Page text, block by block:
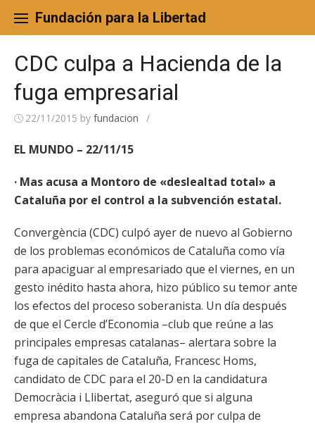
content
Fundación para la Libertad
CDC culpa a Hacienda de la
fuga empresarial
22/11/2015 by fundacion /
EL MUNDO – 22/11/15
· Mas acusa a Montoro de «deslealtad total» a
Cataluña por el control a la subvención estatal.
Convergència (CDC) culpó ayer de nuevo al Gobierno
de los problemas económicos de Cataluña como vía
para apaciguar al empresariado que el viernes, en un
gesto inédito hasta ahora, hizo público su temor ante
los efectos del proceso soberanista. Un día después
de que el Cercle d’Economia –club que reúne a las
principales empresas catalanas– alertara sobre la
fuga de capitales de Cataluña, Francesc Homs,
candidato de CDC para el 20-D en la candidatura
Democràcia i Llibertat, aseguró que si alguna
empresa abandona Cataluña será por culpa de